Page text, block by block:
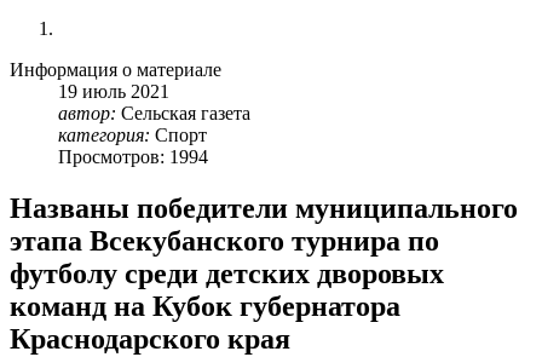
Информация о материале
19 июль 2021
автор: Сельская газета
категория: Спорт
Просмотров: 1994
Названы победители муниципального
этапа Всекубанского турнира по
футболу среди детских дворовых
команд на Кубок губернатора
Краснодарского края